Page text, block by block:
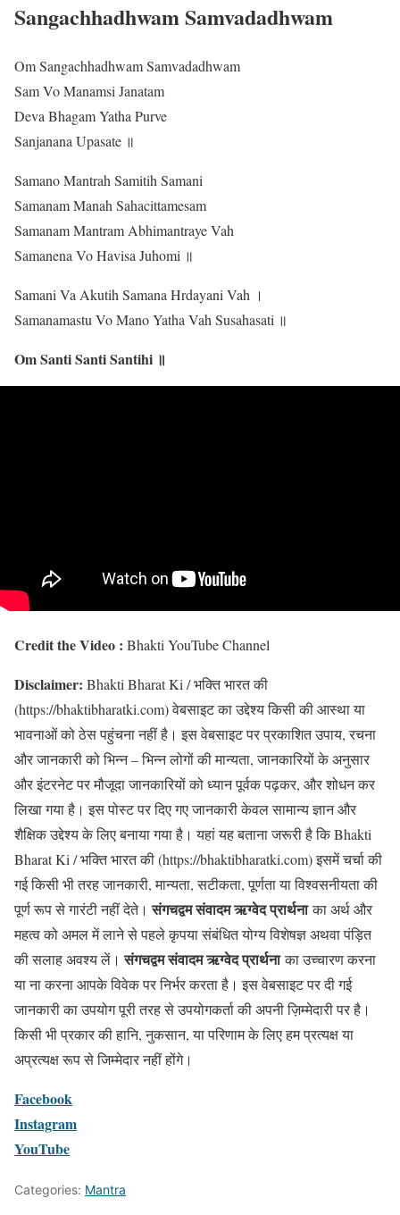
Sangachhadhwam Samvadadhwam
Om Sangachhadhwam Samvadadhwam
Sam Vo Manamsi Janatam
Deva Bhagam Yatha Purve
Sanjanana Upasate ॥
Samano Mantrah Samitih Samani
Samanam Manah Sahacittamesam
Samanam Mantram Abhimantraye Vah
Samanena Vo Havisa Juhomi ॥
Samani Va Akutih Samana Hrdayani Vah ।
Samanamastu Vo Mano Yatha Vah Susahasati ॥
Om Santi Santi Santihi ॥
Credit the Video : Bhakti YouTube Channel
Disclaimer: Bhakti Bharat Ki / भक्ति भारत की
(https://bhaktibharatki.com) वेबसाइट का उद्देश्य किसी की आस्था या
भावनाओं को ठेस पहुंचना नहीं है। इस वेबसाइट पर प्रकाशित उपाय, रचना
और जानकारी को भिन्न – भिन्न लोगों की मान्यता, जानकारियों के अनुसार
और इंटरनेट पर मौजूदा जानकारियों को ध्यान पूर्वक पढ़कर, और शोधन कर
लिखा गया है। इस पोस्ट पर दिए गए जानकारी केवल सामान्य ज्ञान और
शैक्षिक उद्देश्य के लिए बनाया गया है। यहां यह बताना जरूरी है कि Bhakti
Bharat Ki / भक्ति भारत की (https://bhaktibharatki.com) इसमें चर्चा की
गई किसी भी तरह जानकारी, मान्यता, सटीकता, पूर्णता या विश्वसनीयता की
पूर्ण रूप से गारंटी नहीं देते। संगचद्वम संवादम ऋग्वेद प्रार्थना का अर्थ और
महत्व को अमल में लाने से पहले कृपया संबंधित योग्य विशेषज्ञ अथवा पंड़ित
की सलाह अवश्य लें।संगचद्वम संवादम ऋग्वेद प्रार्थना का उच्चारण करना
या ना करना आपके विवेक पर निर्भर करता है। इस वेबसाइट पर दी गई
जानकारी का उपयोग पूरी तरह से उपयोगकर्ता की अपनी ज़िम्मेदारी पर है।
किसी भी प्रकार की हानि, नुकसान, या परिणाम के लिए हम प्रत्यक्ष या
अप्रत्यक्ष रूप से जिम्मेदार नहीं होंगे।
Facebook
Instagram
YouTube
Categories: Mantra